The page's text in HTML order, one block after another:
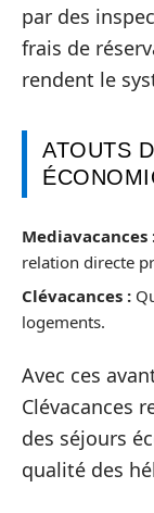
par des
frais de
rendent le
ATOUTS
Mediavacances
relation directe
Clévacances :
logements.
Avec ces
Clévacances
des séjours
qualité des